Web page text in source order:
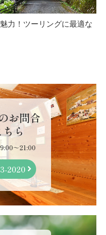
力！ツーリングに最適な
お問合
ら
～21:00
2020